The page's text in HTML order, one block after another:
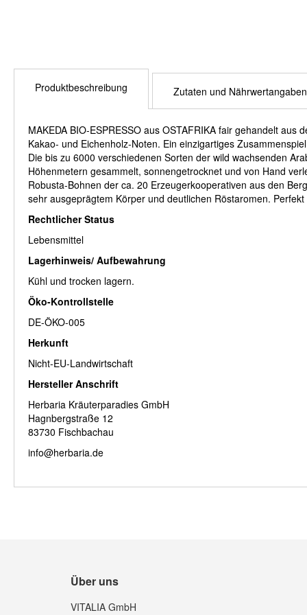
Produktbeschreibung
MAKEDA BIO-ESPRESSO aus OSTAFRIKA fair gehandelt
Kakao- und Eichenholz-Noten. Ein einzigartiges
Die bis zu 6000 verschiedenen Sorten der wild wachsenden
Höhenmetern gesammelt, sonnengetrocknet und von Hand
Robusta-Bohnen der ca. 20 Erzeugerkooperativen aus den
sehr ausgeprägtem Körper und deutlichen Röstaromen.
Rechtlicher Status
Lebensmittel
Lagerhinweis/ Aufbewahrung
Kühl und trocken lagern.
Öko-Kontrollstelle
DE-ÖKO-005
Herkunft
Nicht-EU-Landwirtschaft
Hersteller Anschrift
Herbaria Kräuterparadies GmbH
Hagnbergstraße 12
83730 Fischbachau
info@herbaria.de
Zutaten und Nährwertangaben
Über uns
VITALIA GmbH